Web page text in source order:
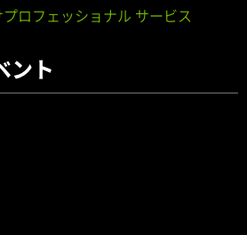
ロフェッショナル サービス
ント